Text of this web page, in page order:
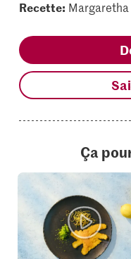
Recette: Margaretha
Ça